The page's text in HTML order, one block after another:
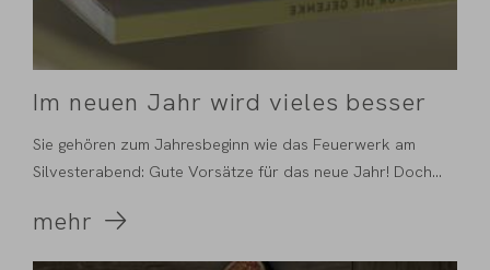
Im neuen Jahr wird vieles besser
Sie gehören zum Jahresbeginn wie das Feuerwerk am
Silvesterabend: Gute Vorsätze für das neue Jahr! Doch...
mehr